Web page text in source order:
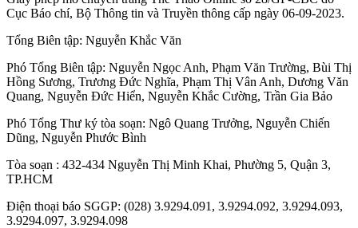
Cục Báo chí, Bộ Thông tin và Truyền thông cấp ngày 06-09-2023.
Tổng Biên tập: Nguyễn Khắc Văn
Phó Tổng Biên tập: Nguyễn Ngọc Anh, Phạm Văn Trường, Bùi Thị
Hồng Sương, Trương Đức Nghĩa, Phạm Thị Vân Anh, Dương Văn
Quang, Nguyễn Đức Hiển, Nguyễn Khắc Cường, Trần Gia Bảo
Phó Tổng Thư ký tòa soạn: Ngô Quang Trưởng, Nguyễn Chiến
Dũng, Nguyễn Phước Bình
Tòa soạn : 432-434 Nguyễn Thị Minh Khai, Phường 5, Quận 3,
TP.HCM
Điện thoại báo SGGP: (028) 3.9294.091, 3.9294.092, 3.9294.093,
3.9294.097, 3.9294.098